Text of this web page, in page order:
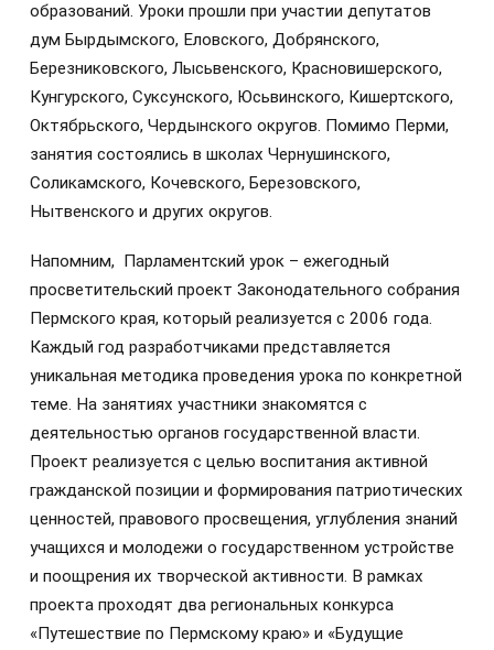
образований. Уроки прошли при участии депутатов
дум Бырдымского, Еловского, Добрянского,
Березниковского, Лысьвенского, Красновишерского,
Кунгурского, Суксунского, Юсьвинского, Кишертского,
Октябрьского, Чердынского округов. Помимо Перми,
занятия состоялись в школах Чернушинского,
Соликамского, Кочевского, Березовского,
Нытвенского и других округов.
Напомним, Парламентский урок – ежегодный
просветительский проект Законодательного собрания
Пермского края, который реализуется с 2006 года.
Каждый год разработчиками представляется
уникальная методика проведения урока по конкретной
теме. На занятиях участники знакомятся с
деятельностью органов государственной власти.
Проект реализуется с целью воспитания активной
гражданской позиции и формирования патриотических
ценностей, правового просвещения, углубления знаний
учащихся и молодежи о государственном устройстве
и поощрения их творческой активности. В рамках
проекта проходят два региональных конкурса
«Путешествие по Пермскому краю» и «Будущие